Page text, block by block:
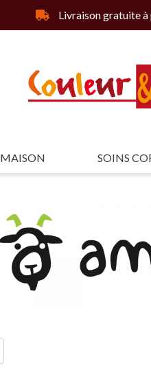
Livraison gratuite
MAISON SOINS